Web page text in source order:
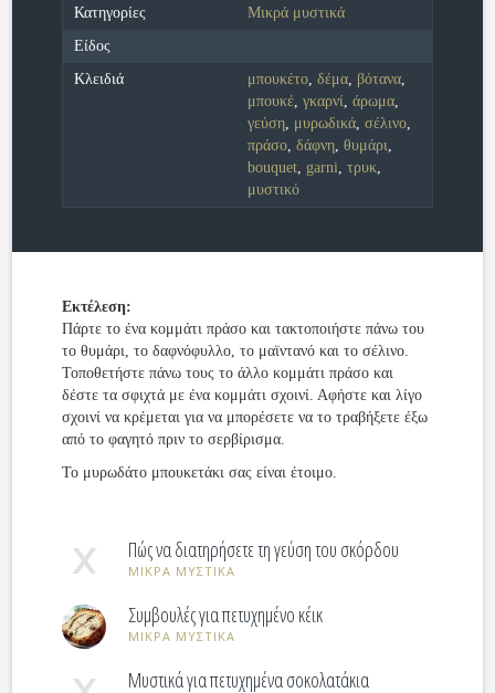
Κατηγορίες
Μικρά μυστικά
Είδος
Κλειδιά
μπουκέτο, δέμα, βότανα,
μπουκέ, γκαρνί, άρωμα,
γεύση, μυρωδικά, σέλινο,
πράσο, δάφνη, θυμάρι,
bouquet, garni, τρυκ,
μυστικό
Εκτέλεση:
Πάρτε το ένα κομμάτι πράσο και τακτοποιήστε πάνω του
το θυμάρι, το δαφνόφυλλο, το μαϊντανό και το σέλινο.
Τοποθετήστε πάνω τους το άλλο κομμάτι πράσο και
δέστε τα σφιχτά με ένα κομμάτι σχοινί. Αφήστε και λίγο
σχοινί να κρέμεται για να μπορέσετε να το τραβήξετε έξω
από το φαγητό πριν το σερβίρισμα.
Το μυρωδάτο μπουκετάκι σας είναι έτοιμο.
Πώς να διατηρήσετε τη γεύση του σκόρδου
ΜΙΚΡΑ ΜΥΣΤΙΚΑ
Συμβουλές για πετυχημένο κέικ
ΜΙΚΡΑ ΜΥΣΤΙΚΑ
Μυστικά για πετυχημένα σοκολατάκια